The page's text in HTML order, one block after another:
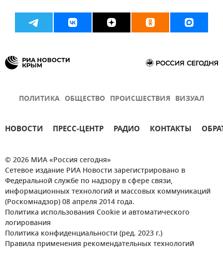
ПОЛИТИКА ОБЩЕСТВО ПРОИСШЕСТВИЯ ВИЗУАЛ
НОВОСТИ ПРЕСС-ЦЕНТР РАДИО КОНТАКТЫ
© 2026 МИА «Россия сегодня»
Сетевое издание РИА Новости зарегистрировано в
Федеральной службе по надзору в сфере связи,
информационных технологий и массовых коммуникаций
(Роскомнадзор) 08 апреля 2014 года.
Политика использования Cookie и автоматического
логирования
Политика конфиденциальности (ред. 2023 г.)
Правила применения рекомендательных технологий